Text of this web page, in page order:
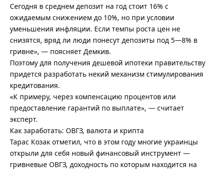
Сегодня в среднем депозит на год стоит 16% с
ожидаемым снижением до 10%, но при условии
уменьшения инфляции. Если темпы роста цен не
снизятся, вряд ли люди понесут депозиты под 5—8% в
гривне», — поясняет Демкив.
Поэтому для получения дешевой ипотеки правительству
придется разработать некий механизм стимулирования
кредитования.
«К примеру, через компенсацию процентов или
предоставление гарантий по выплате», — считает
эксперт.
Как заработать: ОВГЗ, валюта и крипта
Тарас Козак отметил, что в этом году многие украинцы
открыли для себя новый финансовый инструмент —
гривневые ОВГЗ, доходность по которым находится на